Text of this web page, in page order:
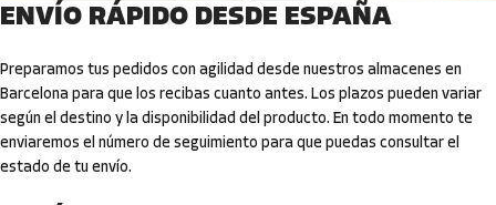
ENVÍO RÁPIDO DESDE ESPAÑA
Preparamos tus pedidos con agilidad desde nuestros almacenes en
Barcelona para que los recibas cuanto antes. Los plazos pueden variar
según el destino y la disponibilidad del producto. En todo momento te
enviaremos el número de seguimiento para que puedas consultar el
estado de tu envío.